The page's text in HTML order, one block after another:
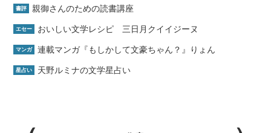
書評 親御さんのための読書講座
エセー おいしい文学レシピ 三日月クイイジーヌ
マンガ 連載マンガ『もしかして文豪ちゃん？』りょん
星占い 天野ルミナの文学星占い